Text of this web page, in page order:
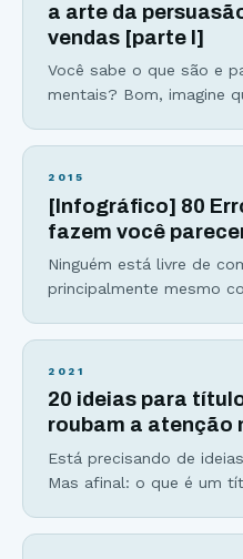
a arte da
vendas [parte I]
Você sabe o que são e
mentais? Bom, imagine
e, aparentemente, está
você, mas nos instantes
2015
[Infográfico] 80
fazem você
Ninguém está livre de
principalmente mesmo
erros de português mais
para que você conquiste
e também sua
2021
20 ideias para
roubam a atenção
Está precisando de
Mas afinal: o que é um
poderosas palavras. A